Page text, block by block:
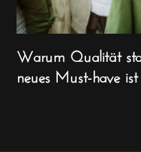
Warum Qualität
neues Must-have ist